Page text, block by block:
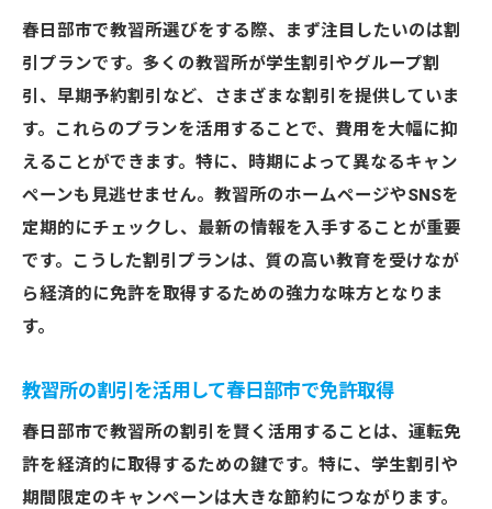
春日部市で教習所選びをする際、まず注目したいのは割
引プランです。多くの教習所が学生割引やグループ割
引、早期予約割引など、さまざまな割引を提供していま
す。これらのプランを活用することで、費用を大幅に抑
えることができます。特に、時期によって異なるキャン
ペーンも見逃せません。教習所のホームページやSNSを
定期的にチェックし、最新の情報を入手することが重要
です。こうした割引プランは、質の高い教育を受けなが
ら経済的に免許を取得するための強力な味方となりま
す。
教習所の割引を活用して春日部市で免許取得
春日部市で教習所の割引を賢く活用することは、運転免
許を経済的に取得するための鍵です。特に、学生割引や
期間限定のキャンペーンは大きな節約につながります。